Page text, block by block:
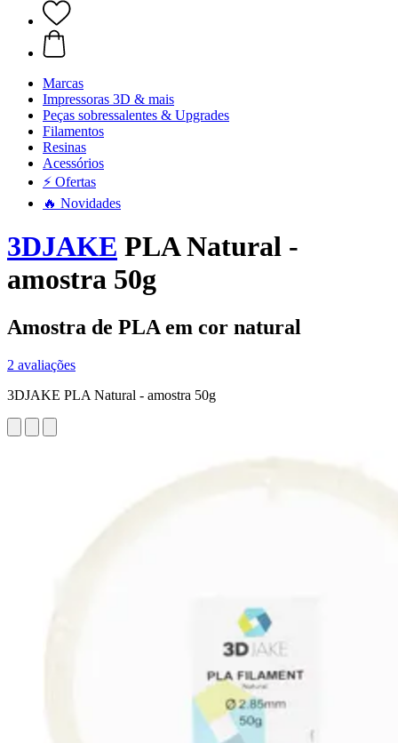
Marcas
Impressoras 3D & mais
Peças sobressalentes & Upgrades
Filamentos
Resinas
Acessórios
⚡ Ofertas
🔥 Novidades
3DJAKE PLA Natural -
amostra 50g
Amostra de PLA em cor natural
2 avaliações
3DJAKE PLA Natural - amostra 50g